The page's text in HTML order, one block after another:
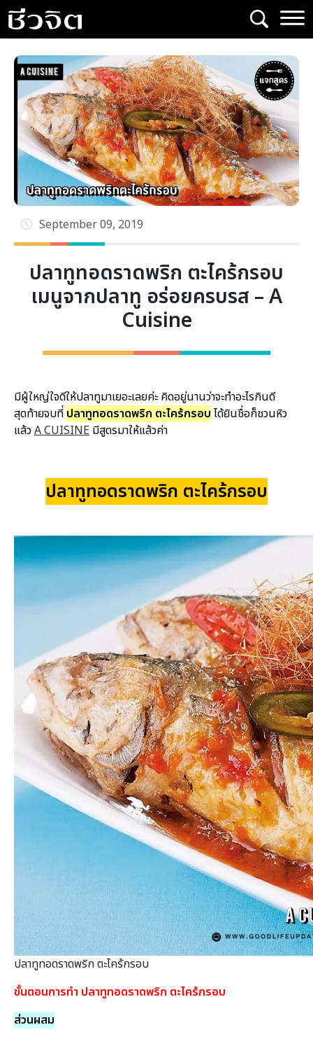
Skip
to
content
September 09, 2019
ปลาทูทอดราดพริก ตะไคร้กรอบ
เมนูจากปลาทู อร่อยครบรส – A
Cuisine
มีผู้ใหญ่ใจดีให้ปลาทูมาเยอะเลยค่ะ คิดอยู่นานว่าจะทำอะไรกินดี
สุดท้ายจบที่ ปลาทูทอดราดพริก ตะไคร้กรอบ ได้ยินชื่อก็ชวนหิว
แล้วA CUISINE มีสูตรมาให้แล้วค่า
ปลาทูทอดราดพริก ตะไคร้กรอบ
ปลาทูทอดราดพริก ตะไคร้กรอบ
ขั้นตอนการทำ ปลาทูทอดราดพริก ตะไคร้กรอบ
ส่วนผสม